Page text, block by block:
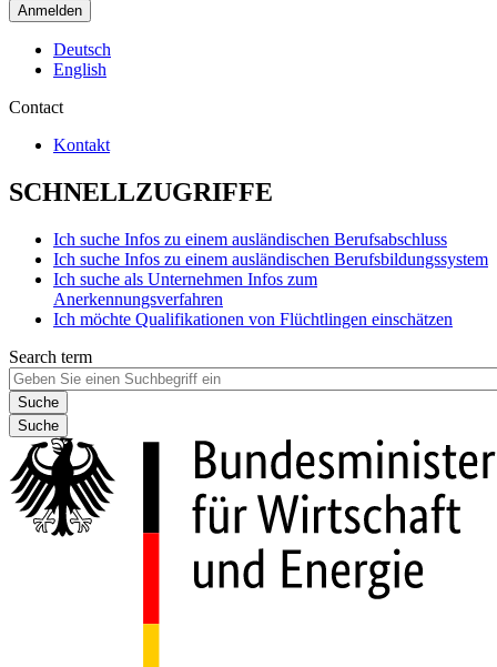
Anmelden
Deutsch
English
Contact
Kontakt
SCHNELLZUGRIFFE
Ich suche Infos zu einem ausländischen Berufsabschluss
Ich suche Infos zu einem ausländischen Berufsbildungssystem
Ich suche als Unternehmen Infos zum
Anerkennungsverfahren
Ich möchte Qualifikationen von Flüchtlingen einschätzen
Search term
Suche